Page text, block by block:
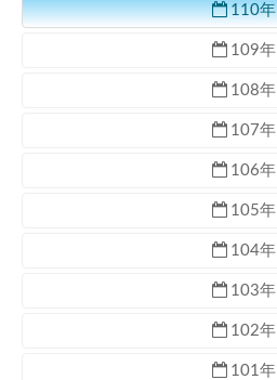
110年
109年
108年
107年
106年
105年
104年
103年
102年
101年